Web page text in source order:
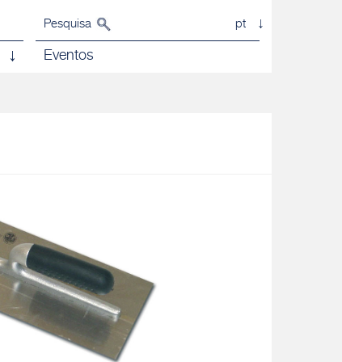
Pesquisa pt
Eventos